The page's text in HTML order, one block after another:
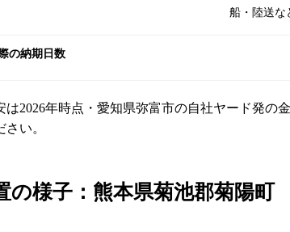
船・陸送な
の納期日数
2026年時点・愛知県弥富市の自社ヤード発の
い。
の様子：熊本県菊池郡菊陽町